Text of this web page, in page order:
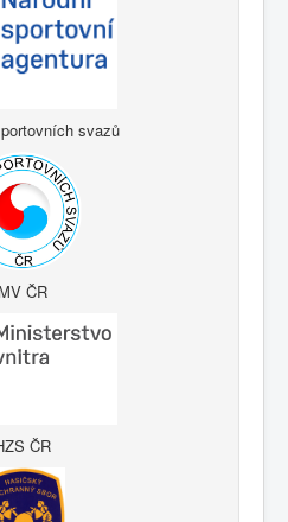
svazů
MV ČR
ČR